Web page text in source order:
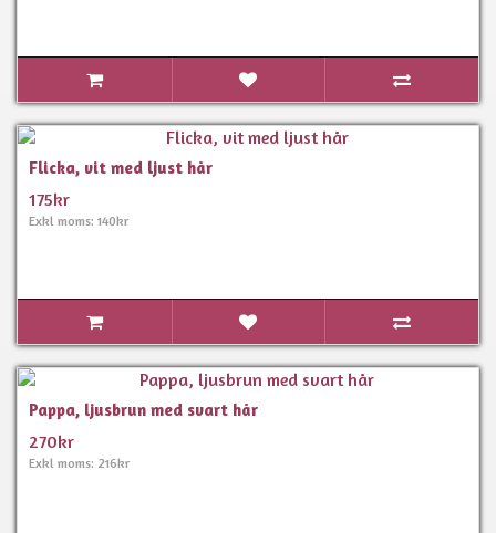
Flicka, vit med ljust hår
175kr
Exkl moms: 140kr
Pappa, ljusbrun med svart hår
270kr
Exkl moms: 216kr